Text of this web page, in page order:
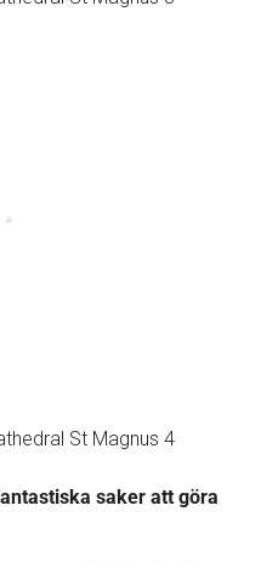
saker att göra